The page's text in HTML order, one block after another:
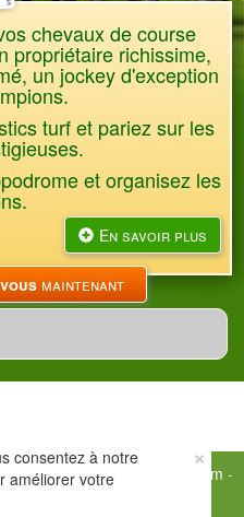
consentez à notre
améliorer votre
×
chevaux de course
propriétaire richissime,
un jockey d'exception
turf et pariez sur les
et organisez les
En savoir plus
maintenant
Mentions légales Forum -